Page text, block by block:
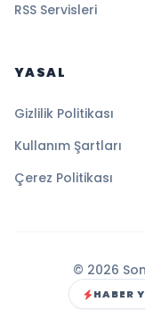
RSS Servisleri
YASAL
Gizlilik Politikası
Kullanım Şartları
Çerez Politikası
© 2026
HABER